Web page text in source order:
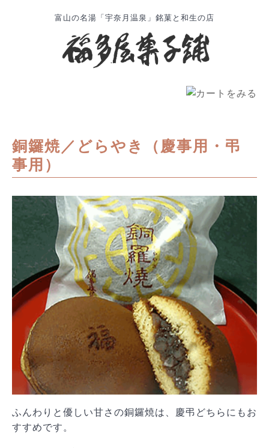
富山の名湯「宇奈月温泉」銘菓と和生の店
銅鑼焼／どらやき（慶事用・弔
事用）
ふんわりと優しい甘さの銅鑼焼は、慶弔どちらにもお
すすめです。